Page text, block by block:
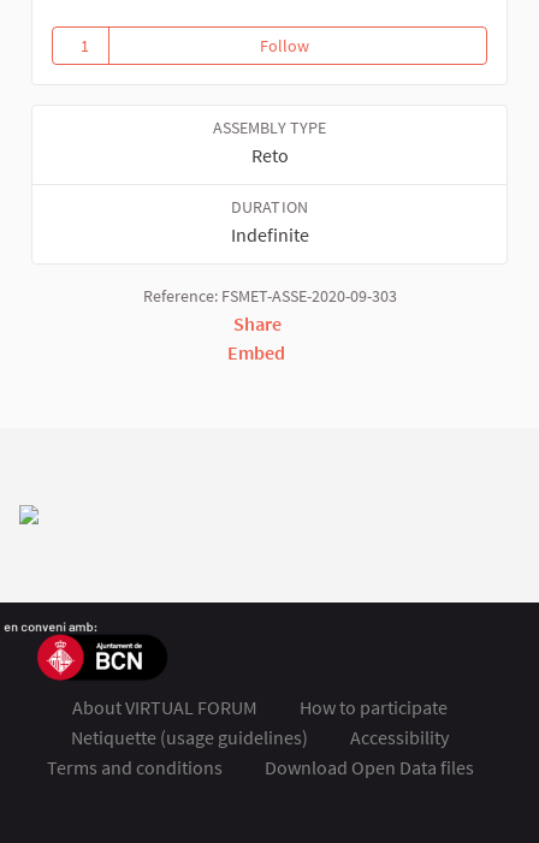
1
1 follower
FollowRepoblación regenerativa
ASSEMBLY TYPE
Reto
DURATION
Indefinite
Reference: FSMET-ASSE-2020-09-303
Share
Embed
About VIRTUAL FORUM
How to participate
Netiquette (usage guidelines)
Accessibility
Terms and conditions
Download Open Data files